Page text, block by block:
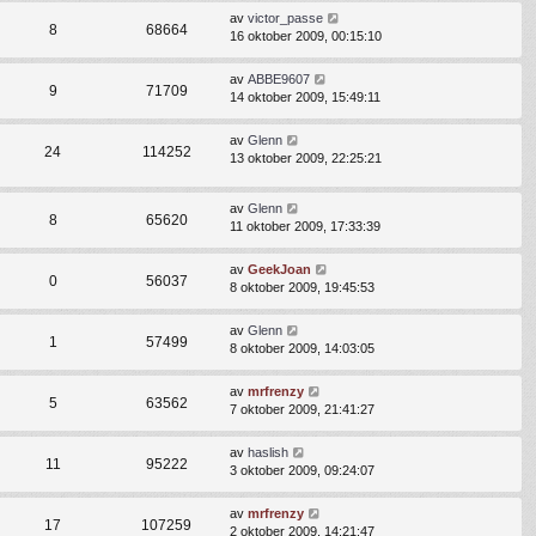
8 68664
av victor_passe
16 oktober 2009, 00:15:10
9 71709
av ABBE9607
14 oktober 2009, 15:49:11
24 114252
av Glenn
13 oktober 2009, 22:25:21
8 65620
av Glenn
11 oktober 2009, 17:33:39
0 56037
av GeekJoan
8 oktober 2009, 19:45:53
1 57499
av Glenn
8 oktober 2009, 14:03:05
5 63562
av mrfrenzy
7 oktober 2009, 21:41:27
11 95222
av haslish
3 oktober 2009, 09:24:07
17 107259
av mrfrenzy
2 oktober 2009, 14:21:47